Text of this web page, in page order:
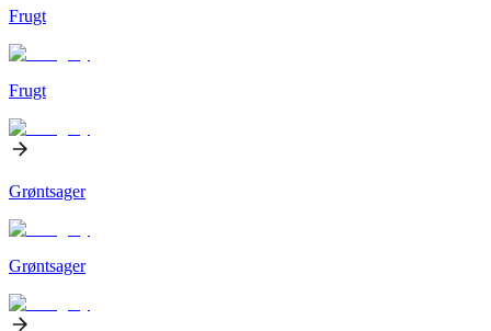
Frugt
Frugt
Grøntsager
Grøntsager